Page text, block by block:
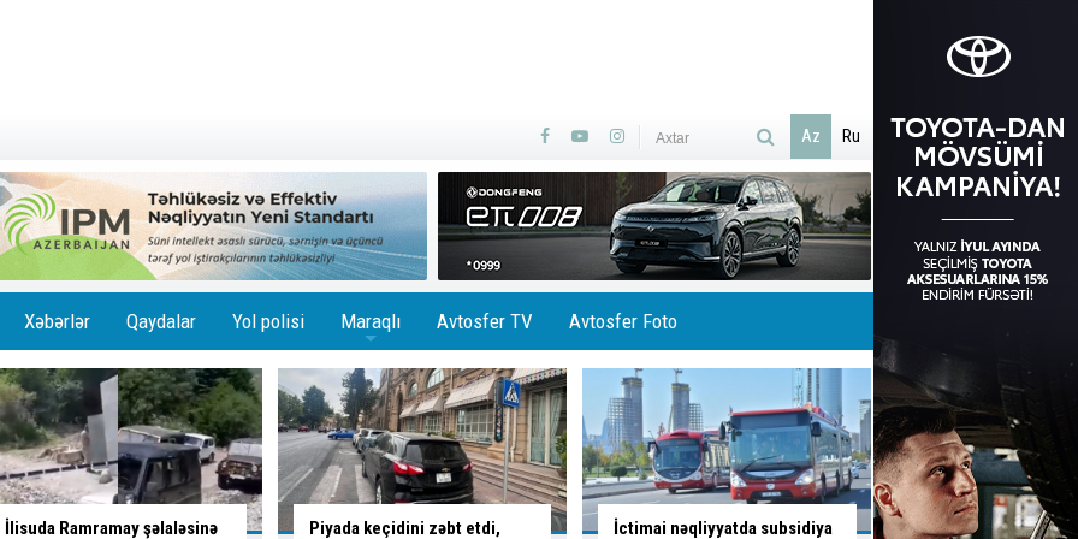
Az Ru
Xəbərlər Qaydalar Yol polisi Maraqlı Avtosfer TV Avtosfer Foto
Piyada keçidini zəbt etdi,
İctimai nəqliyyatda subsidiya
Sürücü bu yolayrıcında hansı
Sürücünün